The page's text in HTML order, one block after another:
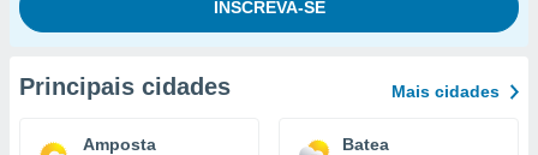
Principais cidades Mais cidades
Amposta Batea